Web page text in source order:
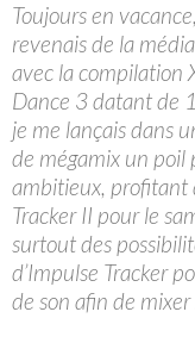
Toujours en
revenais de la
avec la compilation
Dance 3 datant de
je me lançais dans
de mégamix un poil
ambitieux, profitant
Tracker II pour le
surtout des
d’Impulse Tracker
de son afin de mixer